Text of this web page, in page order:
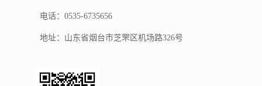
电话：0535-6735656
地址：山东省烟台市芝罘区机场路326号